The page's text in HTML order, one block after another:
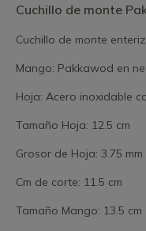
Cuchillo de monte
Cuchillo de monte
Mango: Pakkawod en
Hoja: Acero inoxidable
Tamaño Hoja: 12.5 cm
Grosor de Hoja: 3.75 mm
Cm de corte: 11.5 cm
Tamaño Mango: 13.5 cm